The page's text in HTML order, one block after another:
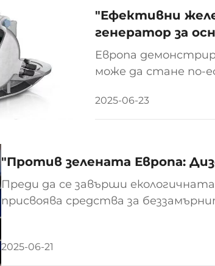
"Ефективни
генератор за
Европа
може да стане по-
автоматични
реален напредък
2025-06-23
"Против зелената Европа:
Преди да се завърши
присвоява средства за
Груя Стоика, собственикът на
2025-06-21